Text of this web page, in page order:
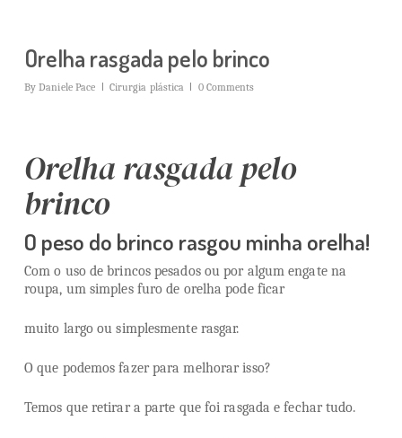
Orelha rasgada pelo brinco
By Daniele Pace Cirurgia plástica 0 Comments
Orelha rasgada pelo
brinco
O peso do brinco rasgou minha orelha!
Com o uso de brincos pesados ou por algum engate na
roupa, um simples furo de orelha pode ficar
muito largo ou simplesmente rasgar.
O que podemos fazer para melhorar isso?
Temos que retirar a parte que foi rasgada e fechar tudo.